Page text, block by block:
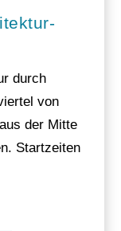
durch
von
der Mitte
Startzeiten